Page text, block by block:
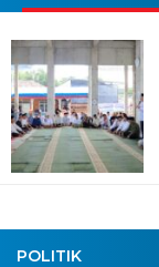
POLITIK